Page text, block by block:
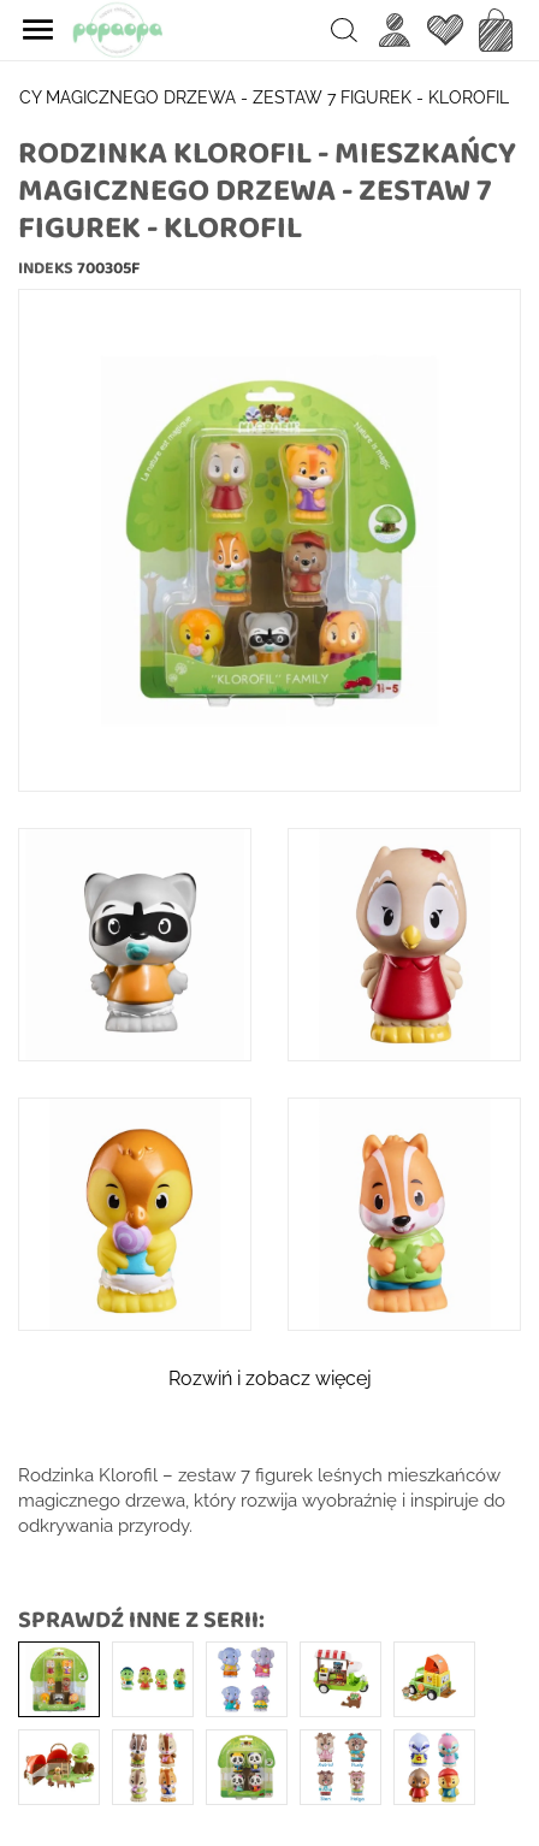
 Search Ulubione
MAGICZNEGO DRZEWA - ZESTAW 7 FIGUREK - KLOROFIL
RODZINKA KLOROFIL - MIESZKAŃCY
MAGICZNEGO DRZEWA - ZESTAW 7
FIGUREK - KLOROFIL
INDEKS 700305F
Rozwiń i zobacz więcej
Rodzinka Klorofil – zestaw 7 figurek leśnych mieszkańców
magicznego drzewa, który rozwija wyobraźnię i inspiruje do
odkrywania przyrody.
SPRAWDŹ INNE Z SERII: